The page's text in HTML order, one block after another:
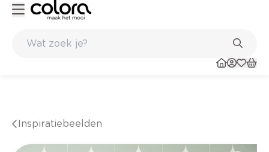
Inspiratiebeelden